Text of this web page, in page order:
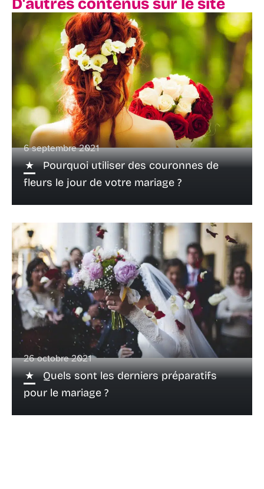
6 septembre 2021
Pourquoi utiliser des couronnes de
fleurs le jour de votre mariage ?
26 octobre 2021
Quels sont les derniers préparatifs
pour le mariage ?